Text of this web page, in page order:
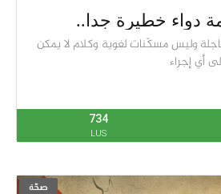
دواء خطيرة جدا..
وليس مسكّنات لغوية وكلام لا يمكن
أي إجراء
734
LUS
صحّة